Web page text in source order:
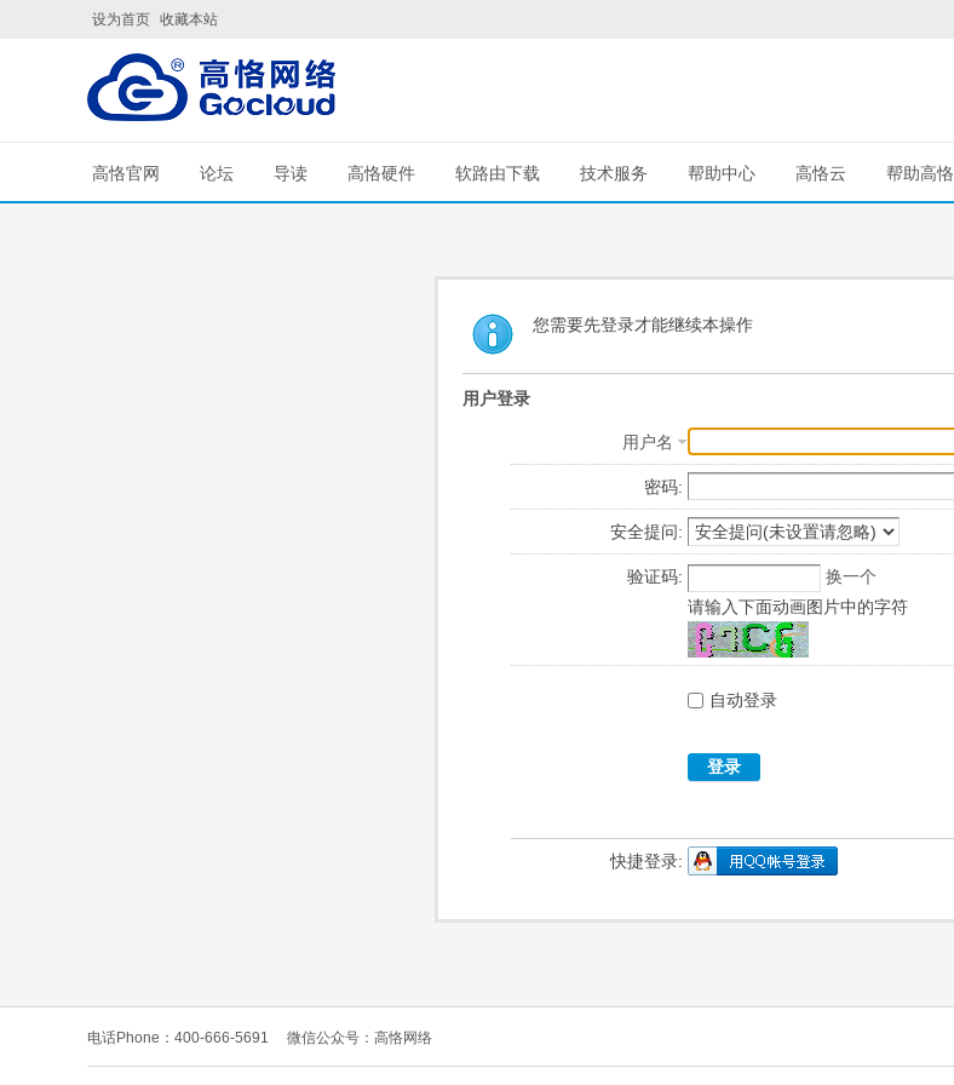
设为首页 收藏本站
高恪官网 论坛 导读 高恪硬件 软路由下载 技术服务 帮助中心 高恪云 帮助高恪
您需要先登录才能继续本操作
用户登录
用户名
密码:
安全提问:
验证码:
换一个
请输入下面动画图片中的字符
自动登录
登录
快捷登录:
电话Phone：400-666-5691 微信公众号：高恪网络